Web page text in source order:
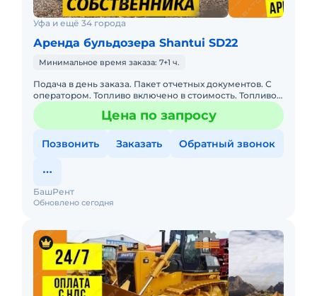
Уфа и ещё 34 города
Аренда бульдозера Shantui SD22
Минимальное время заказа: 7+1 ч.
Подача в день заказа. Пакет отчетных документов. С
оператором. Топливо включено в стоимость. Топливо
оплачивается отдельно. Долгосрочная аренда.
Краткосрочная аЦена по запросу
Позвонить Заказать Обратный звонок
Обновлено сегодня
БашРент